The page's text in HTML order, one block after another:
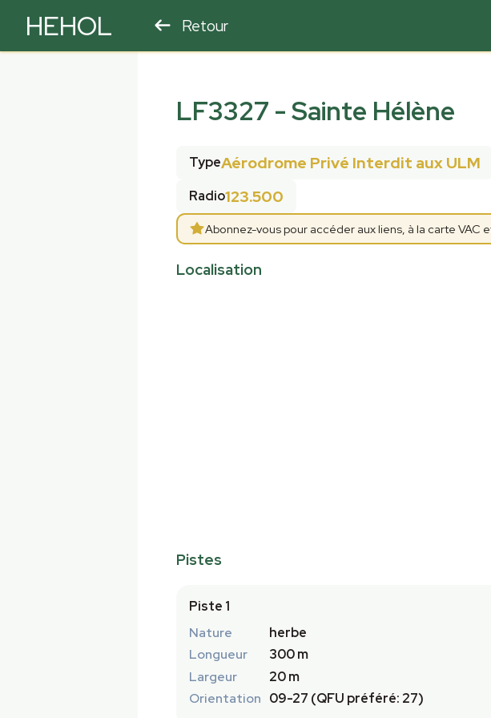
HEHOL Retour
LF3327 -Sainte Hélène
TypeAérodrome Privé Interdit aux ULM
Radio123.500
Abonnez-vous pour accéder aux liens, à la carte VAC
Localisation
Pistes
Piste 1
Nature
herbe
Longueur
300 m
Largeur
20 m
Orientation 09-27 (QFU préféré: 27)